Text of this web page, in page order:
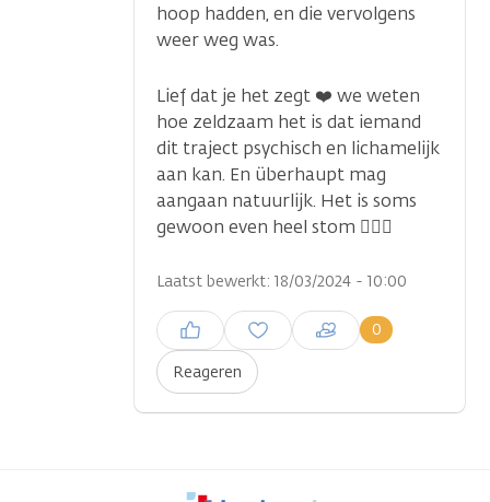
hoop hadden, en die vervolgens
weer weg was.
Lief dat je het zegt ❤️ we weten
hoe zeldzaam het is dat iemand
dit traject psychisch en lichamelijk
aan kan. En überhaupt mag
aangaan natuurlijk. Het is soms
gewoon even heel stom 🤷🏼‍♀️
Laatst bewerkt: 18/03/2024 - 10:00
Reageren
0
Inloggen om een reactie te
plaatsen